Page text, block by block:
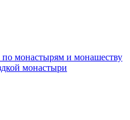
монастырям и монашеству
монастыри